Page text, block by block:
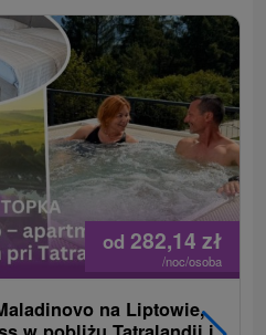
od 282,14zł
/noc/osoba
na Liptowie,